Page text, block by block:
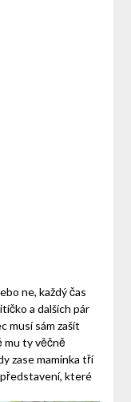
ne, každý čas
a dalších pár
musí sám zašít
mu ty věčně
zase maminka tří
které